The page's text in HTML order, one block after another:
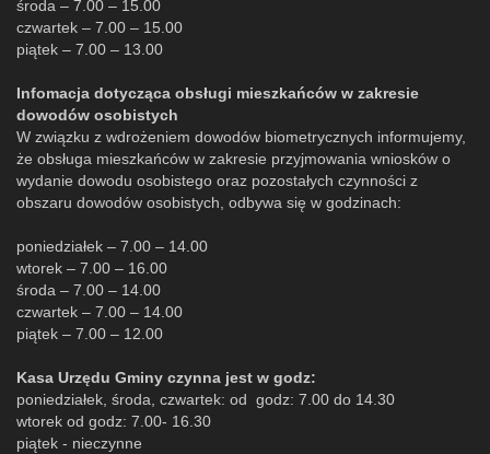
środa – 7.00 – 15.00
czwartek – 7.00 – 15.00
piątek – 7.00 – 13.00
Infomacja dotycząca obsługi mieszkańców w zakresie
dowodów osobistych
W związku z wdrożeniem dowodów biometrycznych informujemy,
że obsługa mieszkańców w zakresie przyjmowania wniosków o
wydanie dowodu osobistego oraz pozostałych czynności z
obszaru dowodów osobistych, odbywa się w godzinach:
poniedziałek – 7.00 – 14.00
wtorek – 7.00 – 16.00
środa – 7.00 – 14.00
czwartek – 7.00 – 14.00
piątek – 7.00 – 12.00
Kasa Urzędu Gminy czynna jest w godz:
poniedziałek, środa, czwartek: od godz: 7.00 do 14.30
wtorek od godz: 7.00- 16.30
piątek - nieczynne